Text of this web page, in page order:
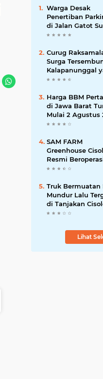
Warga Desak
Penertiban
di Jalan Gatot
Bandung,
Curug
Surga
Kalapanunggal
Siap Menjadi Ikon
Kabupaten
Harga BBM
di Jawa Barat
Mulai 2 Agustus
Pertamax Jadi
Daftar Harga
SAM FARM
Greenhouse
Resmi
Hadirkan Wisata
Edukasi
Modern di
Truk Bermuatan
Mundur Lalu
di Tanjakan
Sukabumi, Polisi:
Menanjak
Lihat